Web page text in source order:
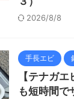
2026/8/8
手長エビ
【テナガ
も短時間で